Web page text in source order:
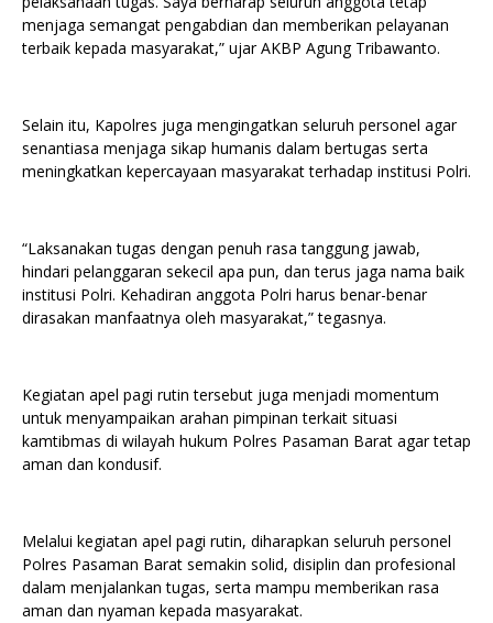
menjaga semangat pengabdian dan memberikan pelayanan
terbaik kepada masyarakat,” ujar AKBP Agung Tribawanto.
Selain itu, Kapolres juga mengingatkan seluruh personel agar
senantiasa menjaga sikap humanis dalam bertugas serta
meningkatkan kepercayaan masyarakat terhadap institusi Polri.
“Laksanakan tugas dengan penuh rasa tanggung jawab,
hindari pelanggaran sekecil apa pun, dan terus jaga nama baik
institusi Polri. Kehadiran anggota Polri harus benar-benar
dirasakan manfaatnya oleh masyarakat,” tegasnya.
Kegiatan apel pagi rutin tersebut juga menjadi momentum
untuk menyampaikan arahan pimpinan terkait situasi
kamtibmas di wilayah hukum Polres Pasaman Barat agar tetap
aman dan kondusif.
Melalui kegiatan apel pagi rutin, diharapkan seluruh personel
Polres Pasaman Barat semakin solid, disiplin dan profesional
dalam menjalankan tugas, serta mampu memberikan rasa
aman dan nyaman kepada masyarakat.